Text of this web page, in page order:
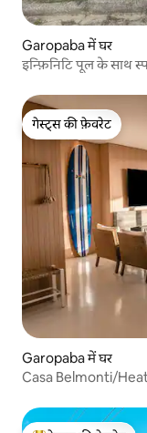
Garopaba में घर
इन्फ़िनिटि पूल के साथ
गेस्ट्स की फ़ेवरेट
गेस्ट्स की फ़ेवरेट
Garopaba में घर
Casa Belmonti/